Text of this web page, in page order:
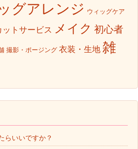
グアレンジ ウィッグケア
トサービス メイク 初心者
撮影・ポージング 衣装・生地 雑
らいいですか？